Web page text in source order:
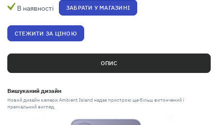
В наявності ЗАБРАТИ У МАГАЗИНІ
СТЕЖИТИ ЗА ЦІНОЮ
ОПИС
Вишуканий дизайн
Новий дизайн камери Ambient Island надає пристрою ще більш витончений і
преміальний вигляд.